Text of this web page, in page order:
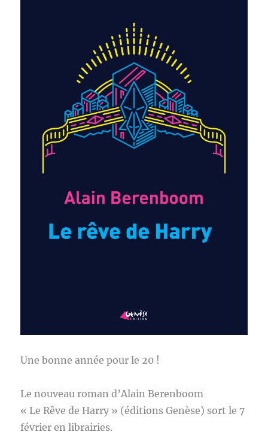
Une bonne année pour le 20 !
Le nouveau roman d’Alain Berenboom
« Le Rêve de Harry » (éditions Genèse) sort le 7
février en librairies.